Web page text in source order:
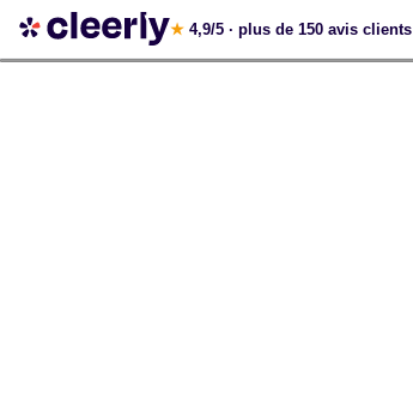
Votre simulation gratuite et personnalisée
★ 4,9/5 · plus de 150 avis clients